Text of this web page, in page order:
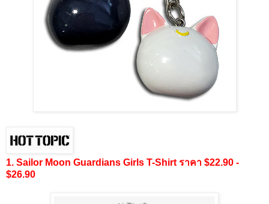
1. Sailor Moon Guardians Girls T-Shirt ราคา $22.90 -
$26.90